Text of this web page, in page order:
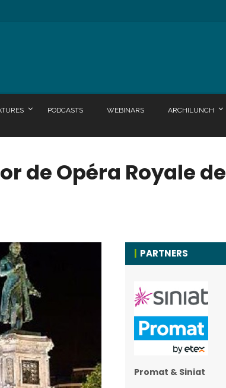
PODCASTS WEBINARS ARCHILUNCH
de Opéra Royale de
PARTNERS
Promat & Siniat